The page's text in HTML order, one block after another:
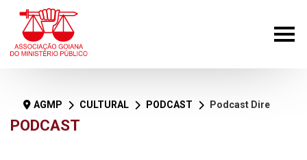
PODCAST
AGMP CULTURAL PODCAST Podcast Direto ao Ponto - Episódio #6 MP e os desafios iniciais da carreira